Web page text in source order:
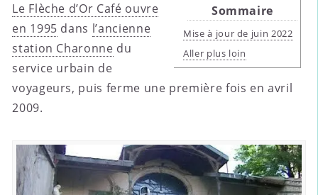
Sommaire
Mise à jour de juin 2022
Aller plus loin
Le Flèche d’Or Café ouvre
en 1995 dans l’ancienne
station Charonne du
service urbain de
voyageurs, puis ferme une première fois en avril
2009.